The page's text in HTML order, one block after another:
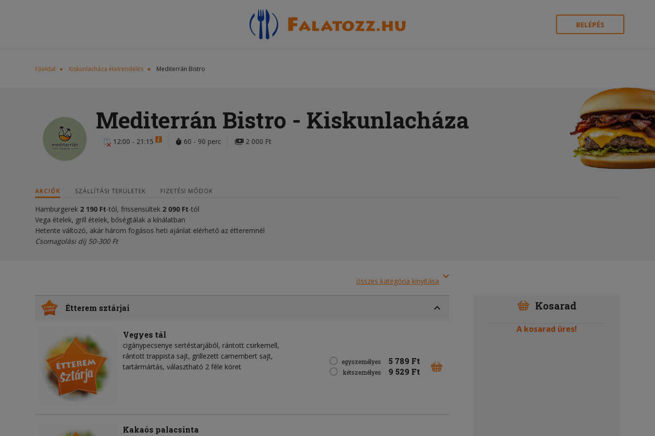
BELÉPÉS
Főoldal Kiskunlacháza ételrendelés Mediterrán Bistro
Mediterrán Bistro - Kiskunlacháza
12:00 - 21:15 60 - 90 perc 2 000 Ft
AKCIÓK SZÁLLÍTÁSI TERÜLETEK FIZETÉSI MÓDOK
Hamburgerek 2 190 Ft-tól, frissensültek 2 090 Ft-tól
Vega ételek, grill ételek, bőségtálak a kínálatban
Hetente változó, akár három fogásos heti ajánlat elérhető az étteremnél
Csomagolási díj 50-300 Ft
összes kategória kinyitása
Étterem sztárjai
Vegyes tál
cigánypecsenye sertéstarjából, rántott csirkemell,
rántott trappista sajt, grillezett camembert sajt,
tartármártás, választható 2 féle köret
egyszemélyes 5 789 Ft
kétszemélyes 9 529 Ft
Kakaós palacsinta
Kosarad
A kosarad üres!